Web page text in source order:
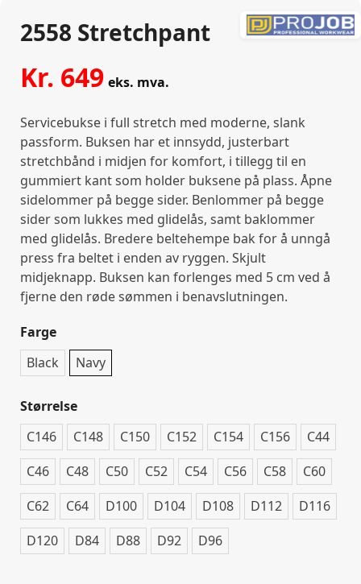
2558 Stretchpant
Kr. 649 eks. mva.
Servicebukse i full stretch med moderne, slank
passform. Buksen har et innsydd, justerbart
stretchbånd i midjen for komfort, i tillegg til en
gummiert kant som holder buksene på plass. Åpne
sidelommer på begge sider. Benlommer på begge
sider som lukkes med glidelås, samt baklommer
med glidelås. Bredere beltehempe bak for å unngå
press fra beltet i enden av ryggen. Skjult
midjeknapp. Buksen kan forlenges med 5 cm ved å
fjerne den røde sømmen i benavslutningen.
Farge
Black
Navy
Størrelse
C146
C148 C150 C152 C154 C156
C44
C46
C48 C50 C52 C54 C56 C58
C60
C62
C64 D100 D104 D108 D112
D116
D120
D84 D88 D92 D96